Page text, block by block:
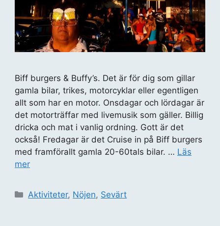
Biff burgers & Buffy’s. Det är för dig som gillar
gamla bilar, trikes, motorcyklar eller egentligen
allt som har en motor. Onsdagar och lördagar är
det motorträffar med livemusik som gäller. Billig
dricka och mat i vanlig ordning. Gott är det
också! Fredagar är det Cruise in på Biff burgers
med framförallt gamla 20-60tals bilar. … Läs
mer
Kategorier
Aktiviteter, Nöjen, Sevärt